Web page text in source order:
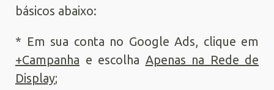
básicos abaixo:
* Em sua conta no Google Ads, clique em
+Campanha e escolha Apenas na Rede de
Display;